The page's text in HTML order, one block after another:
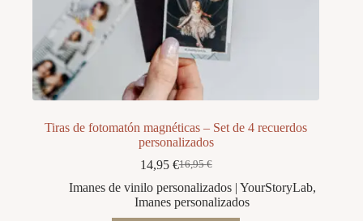
Tiras de fotomatón magnéticas – Set de 4 recuerdos
personalizados
16,95€
El
precio
original
14,95 €El
precio
actual
Imanes de vinilo personalizados | YourStoryLab,
Imanes personalizados